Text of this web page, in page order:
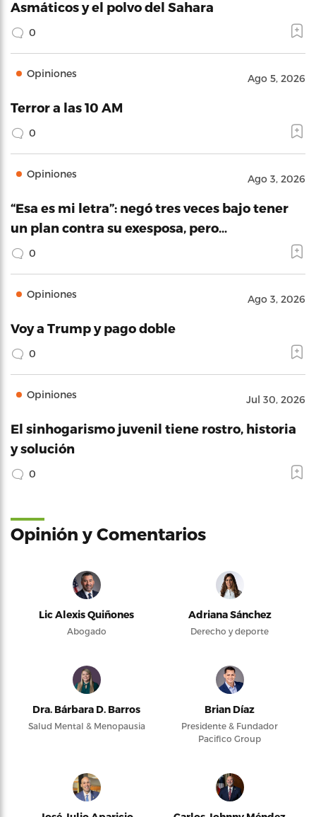
Asmáticos y el polvo del Sahara
0
Opiniones Ago 5, 2026
Terror a las 10 AM
0
Opiniones Ago 3, 2026
“Esa es mi letra”: negó tres veces bajo tener
un plan contra su exesposa, pero…
0
Opiniones Ago 3, 2026
Voy a Trump y pago doble
0
Opiniones Jul 30, 2026
El sinhogarismo juvenil tiene rostro, historia
y solución
0
Opinión y Comentarios
Lic Alexis Quiñones
Abogado
Adriana Sánchez
Derecho y deporte
Dra. Bárbara D. Barros
Salud Mental & Menopausia
Brian Díaz
Presidente & Fundador
Pacifico Group